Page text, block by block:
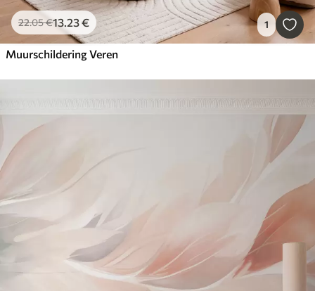
22.05€13 .23€ 1
Muurschildering Veren